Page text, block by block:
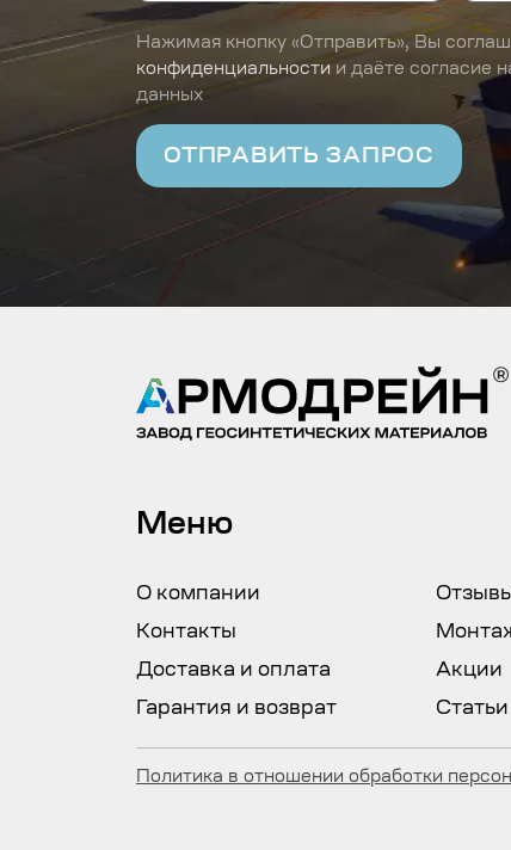
Нажимая кнопку «Отправить», Вы
конфиденциальности и даёте согласие
данных
Меню
О компании
Контакты
Доставка и оплата
Гарантия и возврат
Акции
Статьи
Политика в отношении обработки